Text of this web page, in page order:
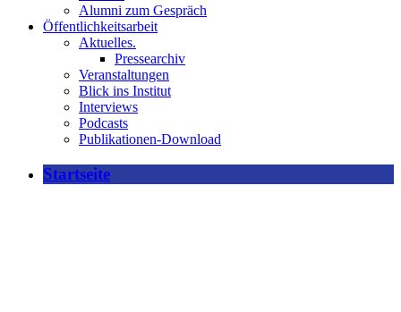
Alumni zum Gespräch
Öffentlichkeitsarbeit
Aktuelles.
Pressearchiv
Veranstaltungen
Blick ins Institut
Interviews
Podcasts
Publikationen-Download
Startseite